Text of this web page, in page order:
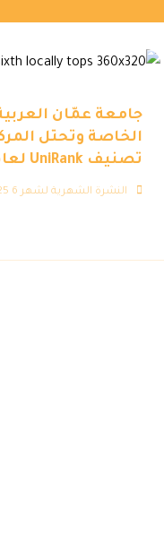
جامعة عمّان
الخاصة وتحتل
تصنيف UniRank لعام 2025
النشرة الشهرية لشهر 6 2025